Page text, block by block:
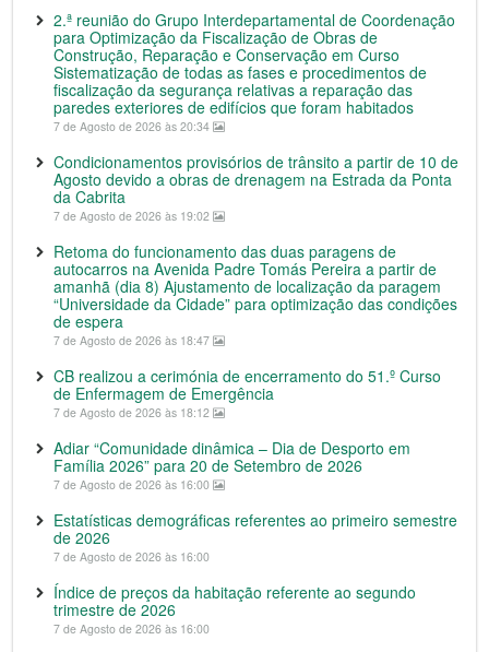
2.ª reunião do Grupo Interdepartamental de Coordenação
para Optimização da Fiscalização de Obras de
Construção, Reparação e Conservação em Curso
Sistematização de todas as fases e procedimentos de
fiscalização da segurança relativas a reparação das
paredes exteriores de edifícios que foram habitados
7 de Agosto de 2026 às 20:34
Condicionamentos provisórios de trânsito a partir de 10 de
Agosto devido a obras de drenagem na Estrada da Ponta
da Cabrita
7 de Agosto de 2026 às 19:02
Retoma do funcionamento das duas paragens de
autocarros na Avenida Padre Tomás Pereira a partir de
amanhã (dia 8) Ajustamento de localização da paragem
“Universidade da Cidade” para optimização das condições
de espera
7 de Agosto de 2026 às 18:47
CB realizou a cerimónia de encerramento do 51.º Curso
de Enfermagem de Emergência
7 de Agosto de 2026 às 18:12
Adiar “Comunidade dinâmica – Dia de Desporto em
Família 2026” para 20 de Setembro de 2026
7 de Agosto de 2026 às 16:00
Estatísticas demográficas referentes ao primeiro semestre
de 2026
7 de Agosto de 2026 às 16:00
Índice de preços da habitação referente ao segundo
trimestre de 2026
7 de Agosto de 2026 às 16:00